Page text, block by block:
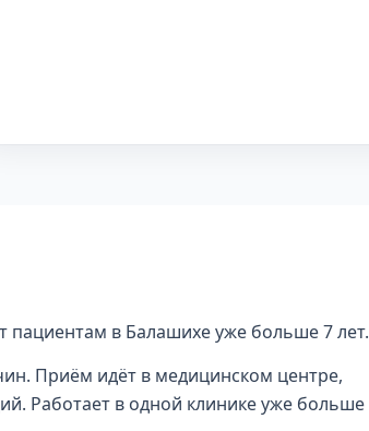
пациентам в Балашихе уже больше 7 лет.
Приём идёт в медицинском центре,
Работает в одной клинике уже больше